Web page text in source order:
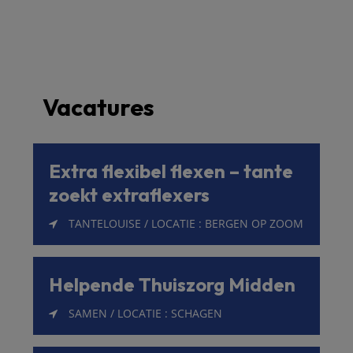
Vacatures
Extra flexibel flexen – tante
zoekt extraflexers
TANTELOUISE / LOCATIE : BERGEN OP ZOOM
Helpende Thuiszorg Midden
SAMEN / LOCATIE : SCHAGEN